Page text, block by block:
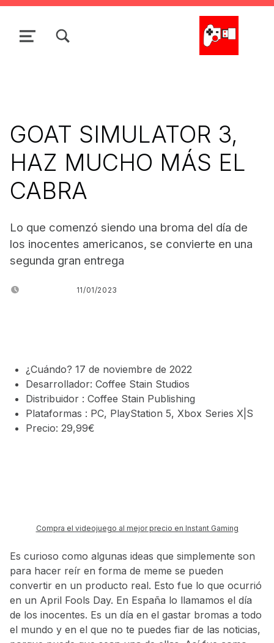
Skip to main navigation
Skip to main content
Skip to search form
Skip to footer
La Cacharrería
MENU
GOAT SIMULATOR 3,
HAZ MUCHO MÁS EL
CABRA
Lo que comenzó siendo una broma del día de
los inocentes americanos, se convierte en una
segunda gran entrega
11/01/2023
¿Cuándo? 17 de noviembre de 2022
Desarrollador: Coffee Stain Studios
Distribuidor : Coffee Stain Publishing
Plataformas : PC, PlayStation 5, Xbox Series X|S
Precio: 29,99€
Compra el videojuego al mejor precio en Instant Gaming
Es curioso como algunas ideas que simplemente son
para hacer reír en forma de meme se pueden
convertir en un producto real. Esto fue lo que ocurrió
en un April Fools Day. En España lo llamamos el día
de los inocentes. Es un día en el gastar bromas a todo
el mundo y en el que no te puedes fiar de las noticias,